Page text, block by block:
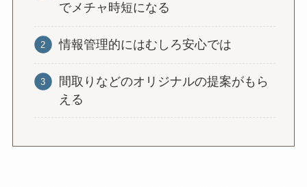
でメチャ時短になる
情報管理的にはむしろ安心では
間取りなどのオリジナルの提案がもら
える